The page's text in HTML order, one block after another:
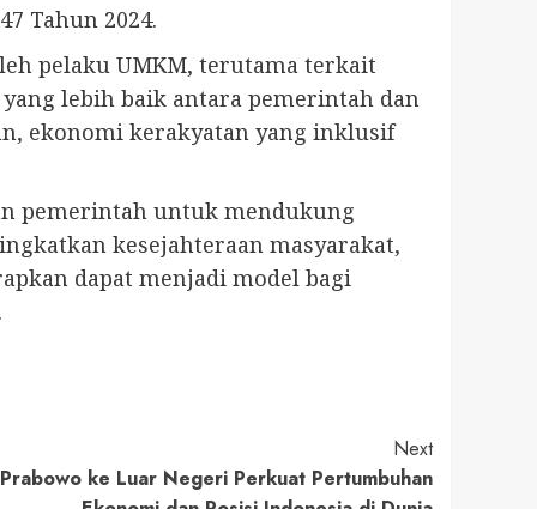
Tahun 2024.
pelaku UMKM, terutama terkait
lebih baik antara pemerintah dan
ekonomi kerakyatan yang inklusif
pemerintah untuk mendukung
kesejahteraan masyarakat,
dapat menjadi model bagi
Next
ke Luar Negeri Perkuat Pertumbuhan